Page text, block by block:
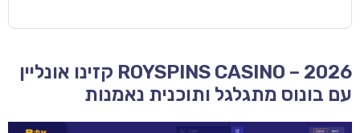
ROYSPINS CASINO – 2026 קזינו אונליין
עם בונוס מתגלגל ותוכנית נאמנות